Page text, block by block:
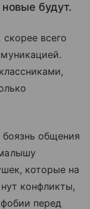
будут.
всего
боязнь общения
которые на
конфликты,
перед